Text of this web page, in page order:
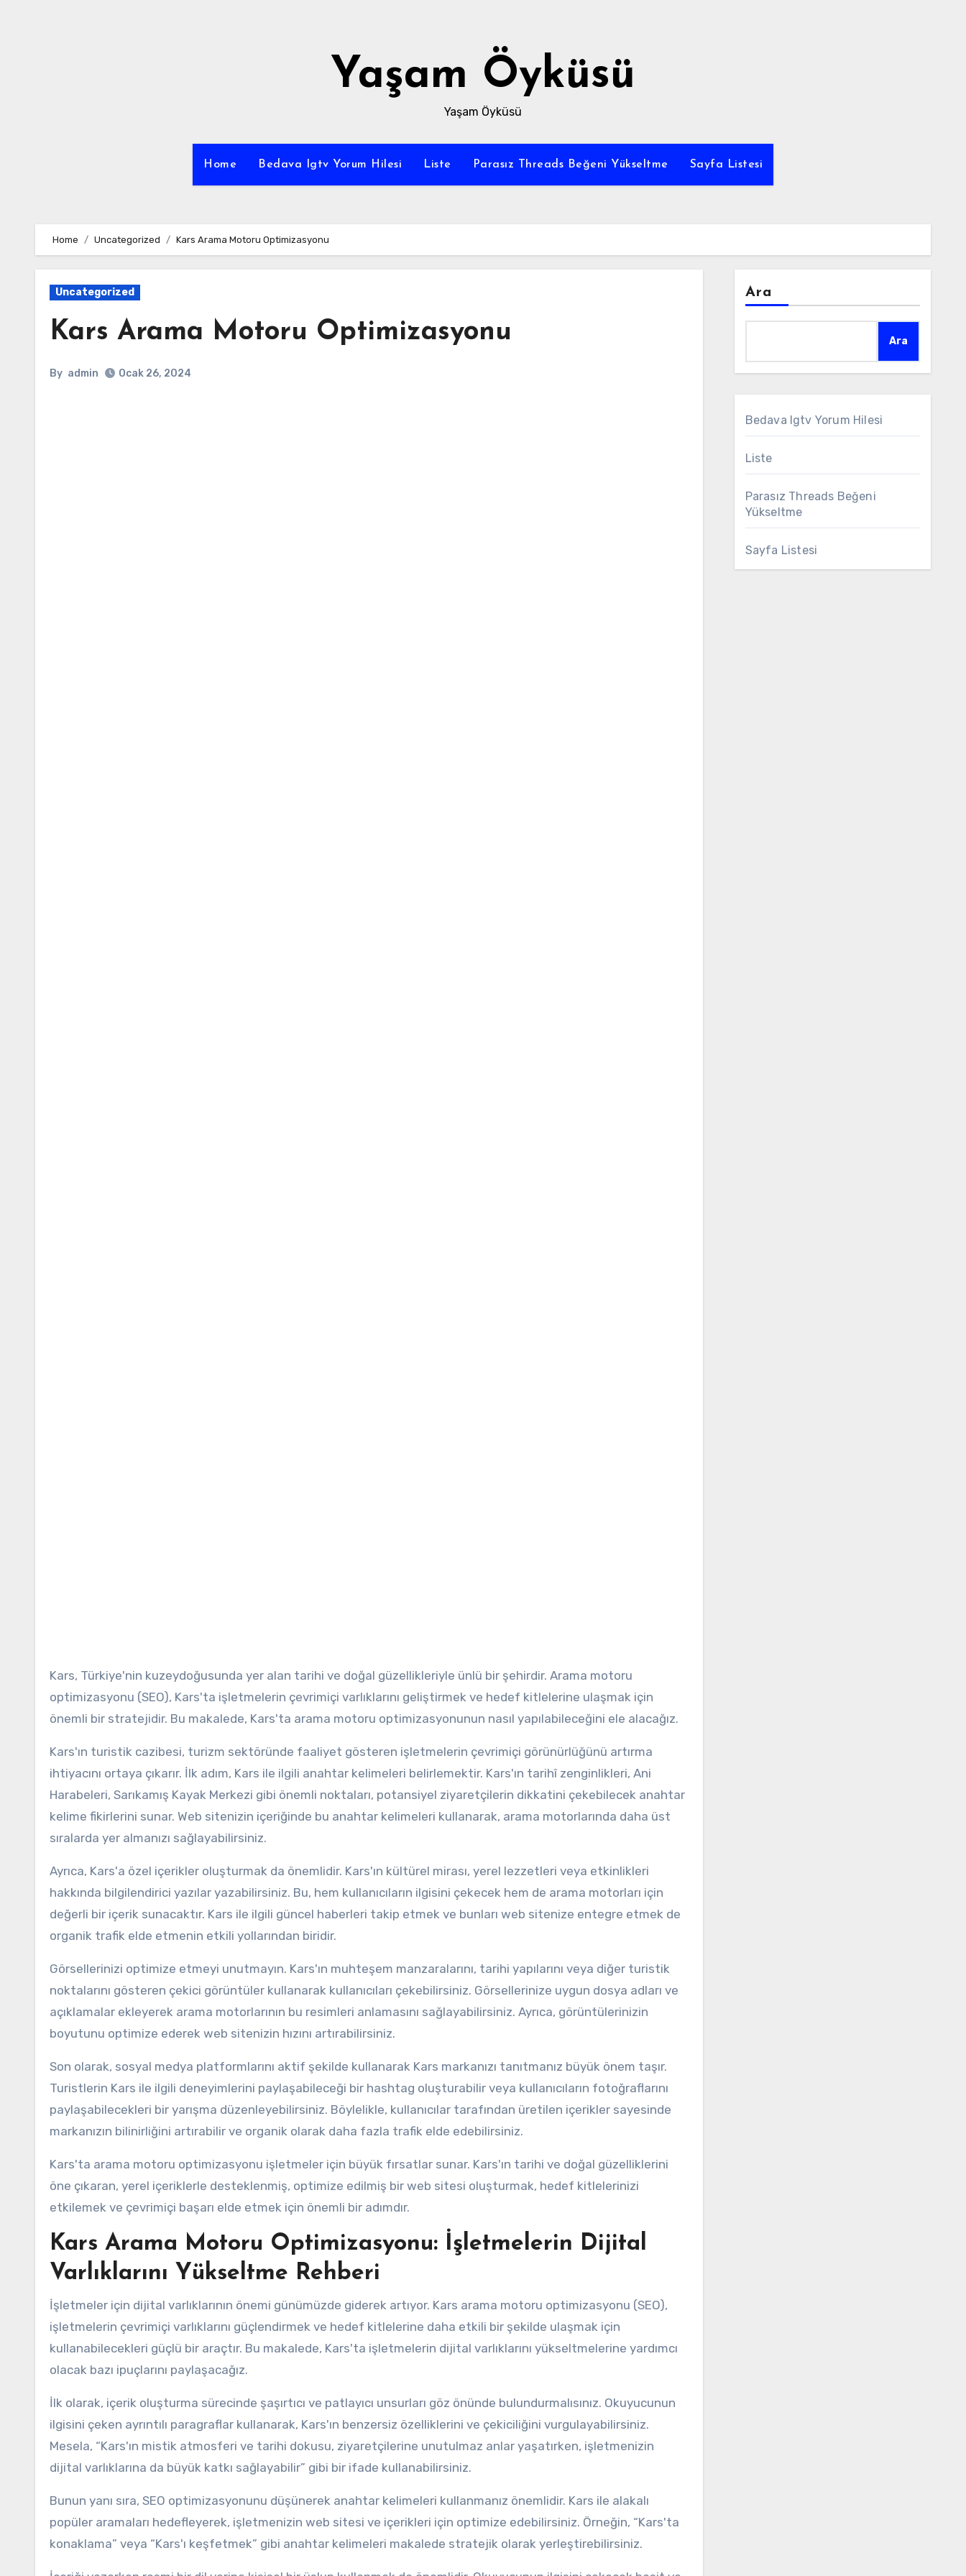
Yaşam Öyküsü
Yaşam Öyküsü
Home Bedava Igtv Yorum Hilesi Liste Parasız Threads Beğeni Yükseltme Sayfa Listesi
Home Uncategorized Kars Arama Motoru Optimizasyonu
Uncategorized
Kars Arama Motoru Optimizasyonu
By admin Ocak 26, 2024
Kars, Türkiye'nin kuzeydoğusunda yer alan tarihi ve doğal güzellikleriyle ünlü bir şehirdir. Arama motoru
optimizasyonu (SEO), Kars'ta işletmelerin çevrimiçi varlıklarını geliştirmek ve hedef kitlelerine ulaşmak için
önemli bir stratejidir. Bu makalede, Kars'ta arama motoru optimizasyonunun nasıl yapılabileceğini ele alacağız.
Kars'ın turistik cazibesi, turizm sektöründe faaliyet gösteren işletmelerin çevrimiçi görünürlüğünü artırma
ihtiyacını ortaya çıkarır. İlk adım, Kars ile ilgili anahtar kelimeleri belirlemektir. Kars'ın tarihî zenginlikleri, Ani
Harabeleri, Sarıkamış Kayak Merkezi gibi önemli noktaları, potansiyel ziyaretçilerin dikkatini çekebilecek anahtar
kelime fikirlerini sunar. Web sitenizin içeriğinde bu anahtar kelimeleri kullanarak, arama motorlarında daha üst
sıralarda yer almanızı sağlayabilirsiniz.
Ayrıca, Kars'a özel içerikler oluşturmak da önemlidir. Kars'ın kültürel mirası, yerel lezzetleri veya etkinlikleri
hakkında bilgilendirici yazılar yazabilirsiniz. Bu, hem kullanıcıların ilgisini çekecek hem de arama motorları için
değerli bir içerik sunacaktır. Kars ile ilgili güncel haberleri takip etmek ve bunları web sitenize entegre etmek de
organik trafik elde etmenin etkili yollarından biridir.
Görsellerinizi optimize etmeyi unutmayın. Kars'ın muhteşem manzaralarını, tarihi yapılarını veya diğer turistik
noktalarını gösteren çekici görüntüler kullanarak kullanıcıları çekebilirsiniz. Görsellerinize uygun dosya adları ve
açıklamalar ekleyerek arama motorlarının bu resimleri anlamasını sağlayabilirsiniz. Ayrıca, görüntülerinizin
boyutunu optimize ederek web sitenizin hızını artırabilirsiniz.
Son olarak, sosyal medya platformlarını aktif şekilde kullanarak Kars markanızı tanıtmanız büyük önem taşır.
Turistlerin Kars ile ilgili deneyimlerini paylaşabileceği bir hashtag oluşturabilir veya kullanıcıların fotoğraflarını
paylaşabilecekleri bir yarışma düzenleyebilirsiniz. Böylelikle, kullanıcılar tarafından üretilen içerikler sayesinde
markanızın bilinirliğini artırabilir ve organik olarak daha fazla trafik elde edebilirsiniz.
Kars'ta arama motoru optimizasyonu işletmeler için büyük fırsatlar sunar. Kars'ın tarihi ve doğal güzelliklerini
öne çıkaran, yerel içeriklerle desteklenmiş, optimize edilmiş bir web sitesi oluşturmak, hedef kitlelerinizi
etkilemek ve çevrimiçi başarı elde etmek için önemli bir adımdır.
Kars Arama Motoru Optimizasyonu: İşletmelerin Dijital
Varlıklarını Yükseltme Rehberi
İşletmeler için dijital varlıklarının önemi günümüzde giderek artıyor. Kars arama motoru optimizasyonu (SEO),
işletmelerin çevrimiçi varlıklarını güçlendirmek ve hedef kitlelerine daha etkili bir şekilde ulaşmak için
kullanabilecekleri güçlü bir araçtır. Bu makalede, Kars'ta işletmelerin dijital varlıklarını yükseltmelerine yardımcı
olacak bazı ipuçlarını paylaşacağız.
İlk olarak, içerik oluşturma sürecinde şaşırtıcı ve patlayıcı unsurları göz önünde bulundurmalısınız. Okuyucunun
ilgisini çeken ayrıntılı paragraflar kullanarak, Kars'ın benzersiz özelliklerini ve çekiciliğini vurgulayabilirsiniz.
Mesela, “Kars'ın mistik atmosferi ve tarihi dokusu, ziyaretçilerine unutulmaz anlar yaşatırken, işletmenizin
dijital varlıklarına da büyük katkı sağlayabilir” gibi bir ifade kullanabilirsiniz.
Bunun yanı sıra, SEO optimizasyonunu düşünerek anahtar kelimeleri kullanmanız önemlidir. Kars ile alakalı
popüler aramaları hedefleyerek, işletmenizin web sitesi ve içerikleri için optimize edebilirsiniz. Örneğin, “Kars'ta
konaklama” veya “Kars'ı keşfetmek” gibi anahtar kelimeleri makalede stratejik olarak yerleştirebilirsiniz.
Ara
Ara
Bedava Igtv Yorum Hilesi
Liste
Parasız Threads Beğeni
Yükseltme
Sayfa Listesi